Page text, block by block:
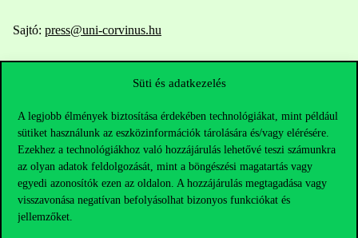
Süti és adatkezelés
A legjobb élmények biztosítása érdekében technológiákat, mint például
sütiket használunk az eszközinformációk tárolására és/vagy elérésére.
Ezekhez a technológiákhoz való hozzájárulás lehetővé teszi számunkra
az olyan adatok feldolgozását, mint a böngészési magatartás vagy
egyedi azonosítók ezen az oldalon. A hozzájárulás megtagadása vagy
visszavonása negatívan befolyásolhat bizonyos funkciókat és
jellemzőket.
Sajtó: press@uni-corvinus.hu
Hasznos linkek